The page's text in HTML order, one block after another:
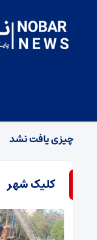
آغاز هفته
چیزی یافت نشد
کلیک شهر